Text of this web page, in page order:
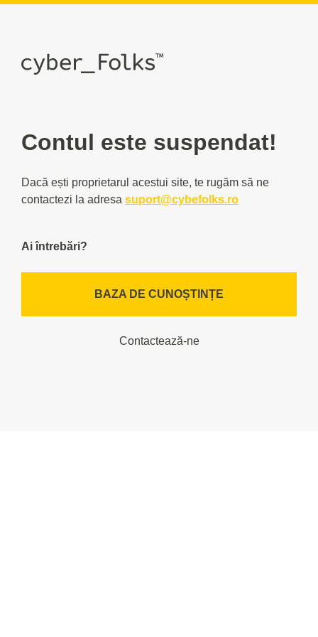
Contul este suspendat!
Dacă ești proprietarul acestui site, te rugăm să ne
contactezi la adresa suport@cybefolks.ro
Ai întrebări?
BAZA DE CUNOȘTINȚE
Contactează-ne